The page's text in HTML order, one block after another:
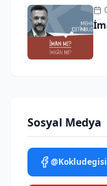
Sosyal Medya